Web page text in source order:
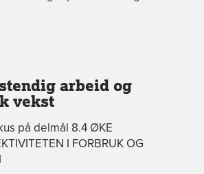
arbeid og
vekst
på delmål 8.4 ØKE
I FORBRUK OG